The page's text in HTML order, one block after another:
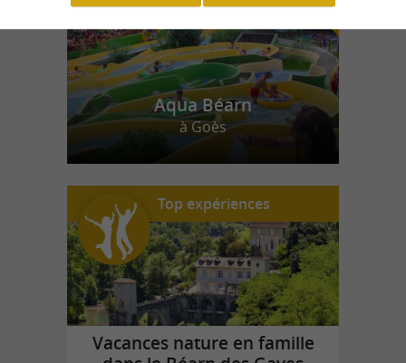
Aqua Béarn
à Goès
Top expériences
Vacances nature en famille